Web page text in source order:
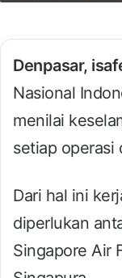
Denpasar,
Nasional
menilai
setiap operasi
Dari hal ini
diperlukan
Singapore Air